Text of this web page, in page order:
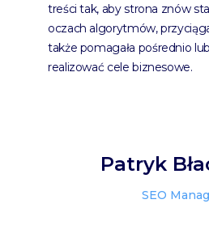
treści tak, aby strona znów
oczach algorytmów,
także pomagała pośrednio
realizować cele biznesowe.
Patryk
SEO